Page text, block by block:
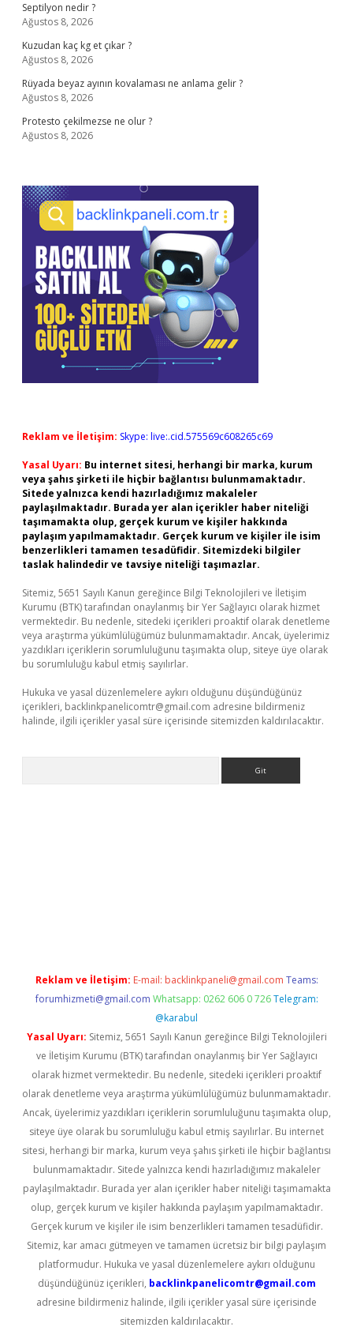
Septilyon nedir ?
Ağustos 8, 2026
Kuzudan kaç kg et çıkar ?
Ağustos 8, 2026
Rüyada beyaz ayının kovalaması ne anlama gelir ?
Ağustos 8, 2026
Protesto çekilmezse ne olur ?
Ağustos 8, 2026
Reklam ve İletişim: Skype: live:.cid.575569c608265c69
Yasal Uyarı: Bu internet sitesi, herhangi bir marka, kurum
veya şahıs şirketi ile hiçbir bağlantısı bulunmamaktadır.
Sitede yalnızca kendi hazırladığımız makaleler
paylaşılmaktadır. Burada yer alan içerikler haber niteliği
taşımamakta olup, gerçek kurum ve kişiler hakkında
paylaşım yapılmamaktadır. Gerçek kurum ve kişiler ile isim
benzerlikleri tamamen tesadüfidir. Sitemizdeki bilgiler
taslak halindedir ve tavsiye niteliği taşımazlar.
Sitemiz, 5651 Sayılı Kanun gereğince Bilgi Teknolojileri ve İletişim
Kurumu (BTK) tarafından onaylanmış bir Yer Sağlayıcı olarak hizmet
vermektedir. Bu nedenle, sitedeki içerikleri proaktif olarak denetleme
veya araştırma yükümlülüğümüz bulunmamaktadır. Ancak, üyelerimiz
yazdıkları içeriklerin sorumluluğunu taşımakta olup, siteye üye olarak
bu sorumluluğu kabul etmiş sayılırlar.
Hukuka ve yasal düzenlemelere aykırı olduğunu düşündüğünüz
içerikleri, backlinkpanelicomtr@gmail.com adresine bildirmeniz
halinde, ilgili içerikler yasal süre içerisinde sitemizden kaldırılacaktır.
Reklam ve İletişim: E-mail: backlinkpaneli@gmail.com Teams:
forumhizmeti@gmail.com Whatsapp: 0262 606 0 726 Telegram:
@karabul
Yasal Uyarı: Sitemiz, 5651 Sayılı Kanun gereğince Bilgi Teknolojileri
ve İletişim Kurumu (BTK) tarafından onaylanmış bir Yer Sağlayıcı
olarak hizmet vermektedir. Bu nedenle, sitedeki içerikleri proaktif
olarak denetleme veya araştırma yükümlülüğümüz bulunmamaktadır.
Ancak, üyelerimiz yazdıkları içeriklerin sorumluluğunu taşımakta olup,
siteye üye olarak bu sorumluluğu kabul etmiş sayılırlar. Bu internet
sitesi, herhangi bir marka, kurum veya şahıs şirketi ile hiçbir bağlantısı
bulunmamaktadır. Sitede yalnızca kendi hazırladığımız makaleler
paylaşılmaktadır. Burada yer alan içerikler haber niteliği taşımamakta
olup, gerçek kurum ve kişiler hakkında paylaşım yapılmamaktadır.
Gerçek kurum ve kişiler ile isim benzerlikleri tamamen tesadüfidir.
Sitemiz, kar amacı gütmeyen ve tamamen ücretsiz bir bilgi paylaşım
platformudur. Hukuka ve yasal düzenlemelere aykırı olduğunu
düşündüğünüz içerikleri, backlinkpanelicomtr@gmail.com
adresine bildirmeniz halinde, ilgili içerikler yasal süre içerisinde
sitemizden kaldırılacaktır.